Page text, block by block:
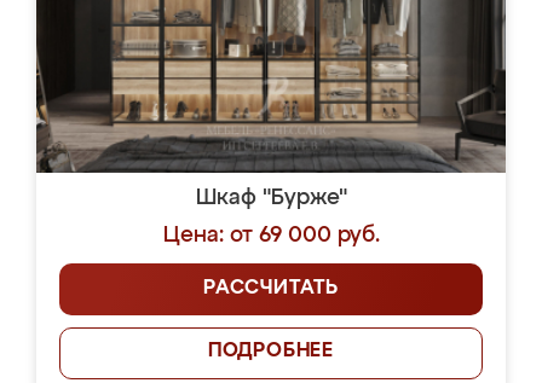
Шкаф "Бурже"
Цена: от 69 000 руб.
РАССЧИТАТЬ
ПОДРОБНЕЕ